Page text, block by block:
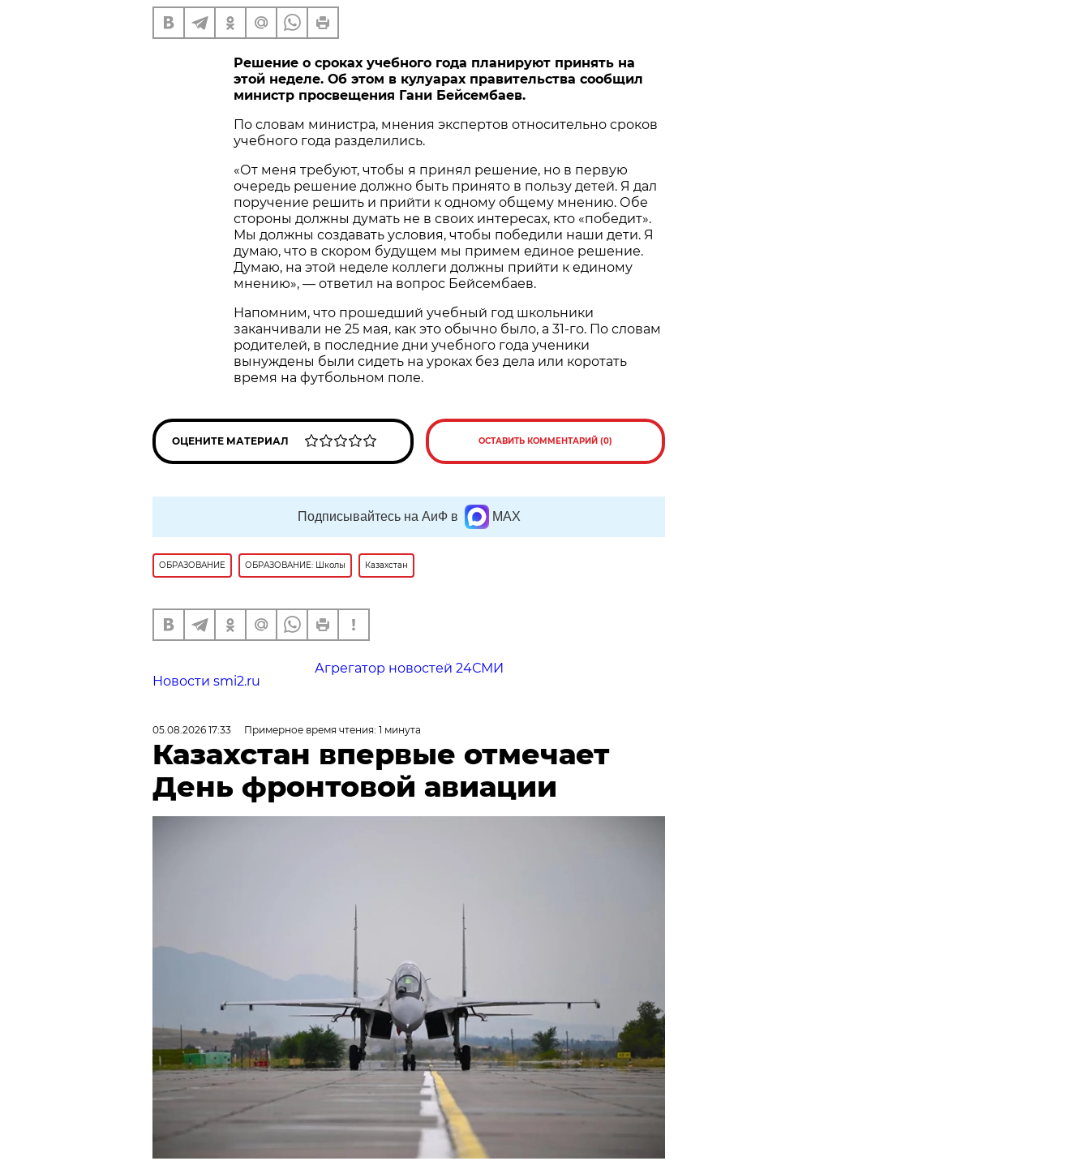
Решение о сроках учебного года планируют принять на
этой неделе. Об этом в кулуарах правительства сообщил
министр просвещения Гани Бейсембаев.
По словам министра, мнения экспертов относительно сроков
учебного года разделились.
«От меня требуют, чтобы я принял решение, но в первую
очередь решение должно быть принято в пользу детей. Я дал
поручение решить и прийти к одному общему мнению. Обе
стороны должны думать не в своих интересах, кто «победит».
Мы должны создавать условия, чтобы победили наши дети. Я
думаю, что в скором будущем мы примем единое решение.
Думаю, на этой неделе коллеги должны прийти к единому
мнению», — ответил на вопрос Бейсембаев.
Напомним, что прошедший учебный год школьники
заканчивали не 25 мая, как это обычно было, а 31-го. По словам
родителей, в последние дни учебного года ученики
вынуждены были сидеть на уроках без дела или коротать
время на футбольном поле.
ОЦЕНИТЕ МАТЕРИАЛ ОСТАВИТЬ КОММЕНТАРИЙ (0)
Подписывайтесь на АиФ в MAX
ОБРАЗОВАНИЕ ОБРАЗОВАНИЕ: Школы Казахстан
Агрегатор новостей 24СМИ
Новости smi2.ru
05.08.2026 17:33 Примерное время чтения: 1 минута
Казахстан впервые отмечает
День фронтовой авиации